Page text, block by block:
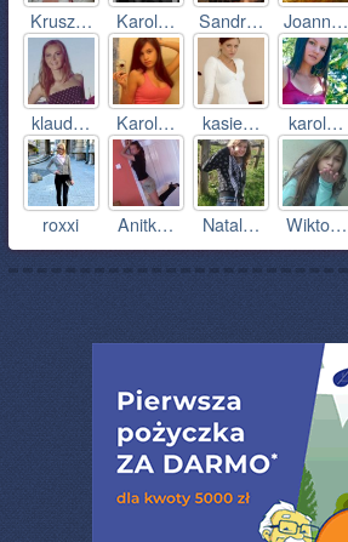
Krusz… Karol… Sandr… Joann…
klaud… Karol… kasie… karol…
roxxi Anitk… Natal… Wikto…